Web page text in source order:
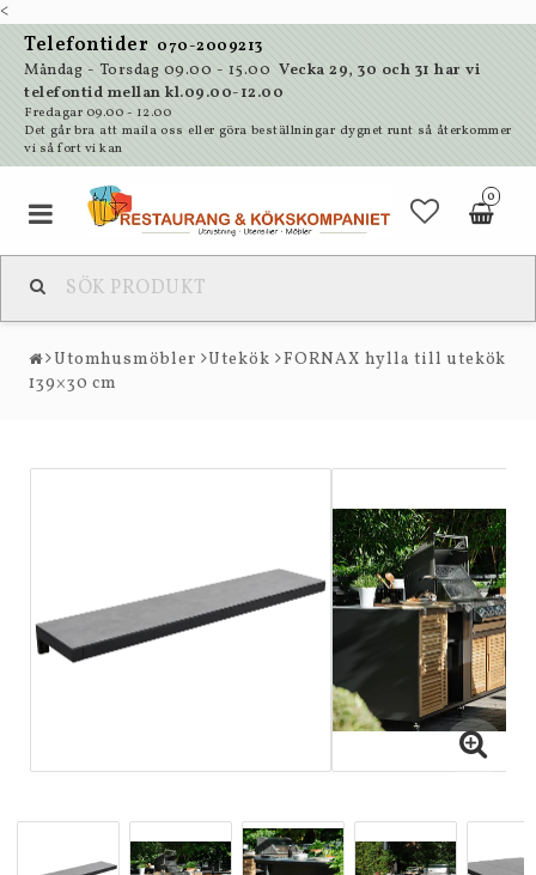
<
Telefontider 070-2009213
Måndag - Torsdag 09.00 - 15.00 Vecka 29, 30 och 31 har vi
telefontid mellan kl.09.00-12.00
Fredagar 09.00 - 12.00
Det går bra att maila oss eller göra beställningar dygnet runt så återkommer
vi så fort vi kan
0
Utomhusmöbler Utekök
FORNAX hylla till utekök
139×30 cm